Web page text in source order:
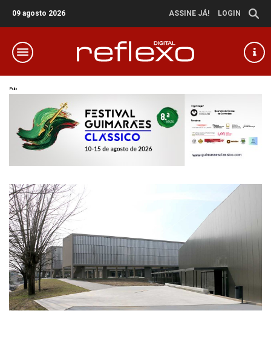
09 agosto 2026 ASSINE JÁ! LOGIN
Pub